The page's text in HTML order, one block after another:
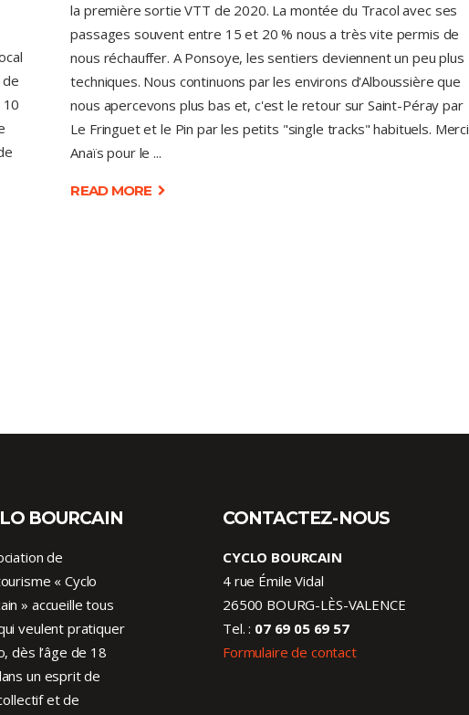
la première sortie VTT de 2020. La montée du Tracol avec ses
passages souvent entre 15 et 20 % nous a très vite permis de
nous réchauffer. A Ponsoye, les sentiers deviennent un peu plus
techniques. Nous continuons par les environs d'Alboussière que
nous apercevons plus bas et, c'est le retour sur Saint-Péray par
Le Fringuet et le Pin par les petits "single tracks" habituels. Merci
Anaïs pour le
READ MORE
BOURCAIN
de
« Cyclo
» accueille tous
veulent pratiquer
dès l’âge de 18
un esprit de
et de
CONTACTEZ-NOUS
CYCLO BOURCAIN
4 rue Émile Vidal
26500 BOURG-LÈS-VALENCE
Tel. : 07 69 05 69 57
Formulaire de contact